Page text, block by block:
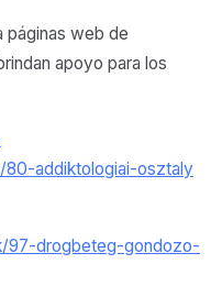
páginas web de
apoyo para los
addiktologiai-osztaly
97-drogbeteg-gondozo-